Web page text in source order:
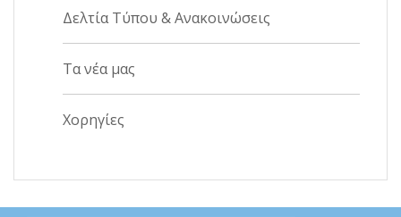
Δελτία Τύπου & Ανακοινώσεις
Τα νέα μας
Χορηγίες